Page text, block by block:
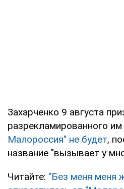
Захарченко 9 августа
разрекламированного им
Малороссия" не будет,
название "вызывает у
Читайте: "Без меня меня